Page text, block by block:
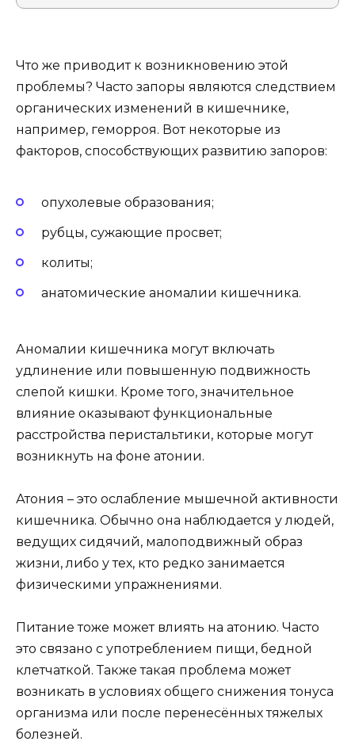
Что же приводит к возникновению этой
проблемы? Часто запоры являются следствием
органических изменений в кишечнике,
например, геморроя. Вот некоторые из
факторов, способствующих развитию запоров:
опухолевые образования;
рубцы, сужающие просвет;
колиты;
анатомические аномалии кишечника.
Аномалии кишечника могут включать
удлинение или повышенную подвижность
слепой кишки. Кроме того, значительное
влияние оказывают функциональные
расстройства перистальтики, которые могут
возникнуть на фоне атонии.
Атония – это ослабление мышечной активности
кишечника. Обычно она наблюдается у людей,
ведущих сидячий, малоподвижный образ
жизни, либо у тех, кто редко занимается
физическими упражнениями.
Питание тоже может влиять на атонию. Часто
это связано с употреблением пищи, бедной
клетчаткой. Также такая проблема может
возникать в условиях общего снижения тонуса
организма или после перенесённых тяжелых
болезней.